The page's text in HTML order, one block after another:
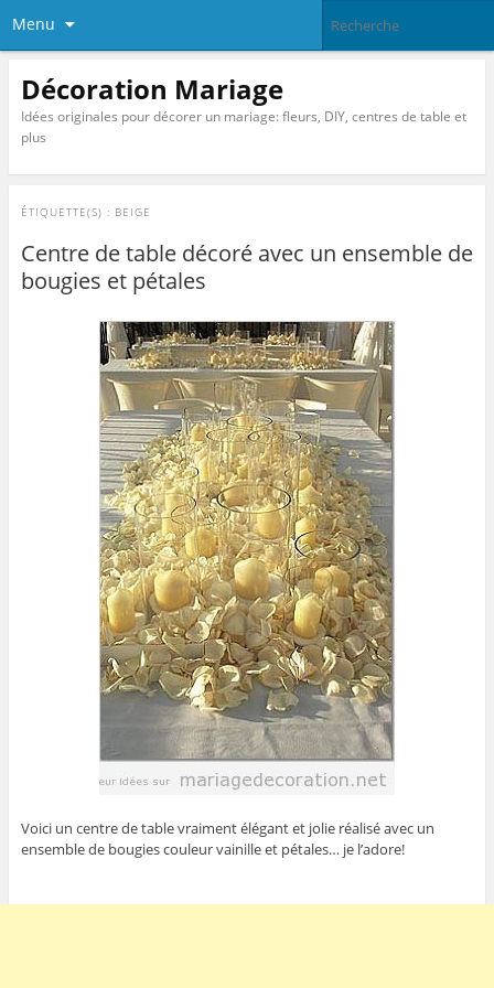
Menu
Décoration Mariage
Idées originales pour décorer un mariage: fleurs, DIY, centres de table et
plus
ÉTIQUETTE(S) : BEIGE
Centre de table décoré avec un ensemble de
bougies et pétales
Voici un centre de table vraiment élégant et jolie réalisé avec un
ensemble de bougies couleur vainille et pétales… je l’adore!